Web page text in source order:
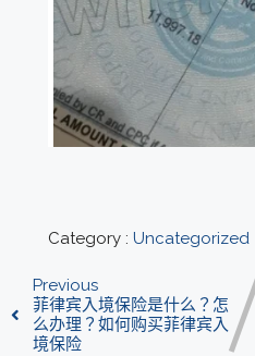
Category : Uncategorized
Previous
菲律宾入境保险是什么？怎
么办理？如何购买菲律宾入
境保险